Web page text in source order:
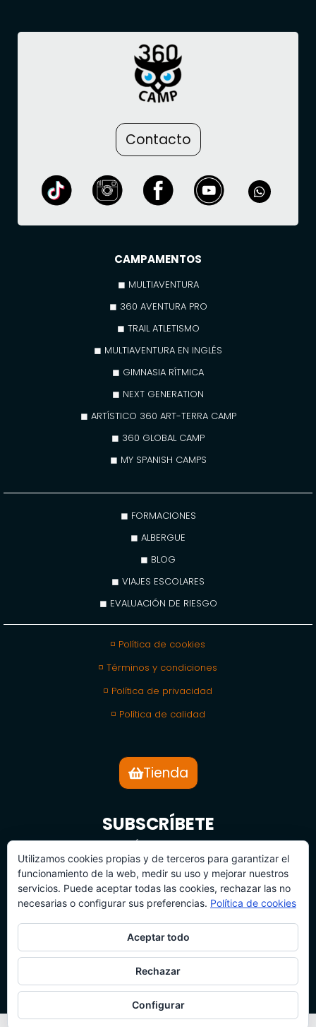
Contacto
CAMPAMENTOS
◼ MULTIAVENTURA
◼ 360 AVENTURA PRO
◼ TRAIL ATLETISMO
◼ MULTIAVENTURA EN INGLÉS
◼ GIMNASIA RÍTMICA
◼ NEXT GENERATION
◼ ARTÍSTICO 360 ART-TERRA CAMP
◼ 360 GLOBAL CAMP
◼ MY SPANISH CAMPS
◼ FORMACIONES
◼ ALBERGUE
◼ BLOG
◼ VIAJES ESCOLARES
◼ EVALUACIÓN DE RIESGO
◽ Política de cookies
◽ Términos y condiciones
◽ Política de privacidad
◽ Política de calidad
Tienda
SUBSCRÍBETE
BOLETÍN DE NOTICIAS
SUBSCRÍBETE
Utilizamos cookies propias y de terceros para garantizar el
funcionamiento de la web, medir su uso y mejorar nuestros
servicios. Puede aceptar todas las cookies, rechazar las no
necesarias o configurar sus preferencias. Política de cookies
Aceptar todo
Rechazar
Configurar